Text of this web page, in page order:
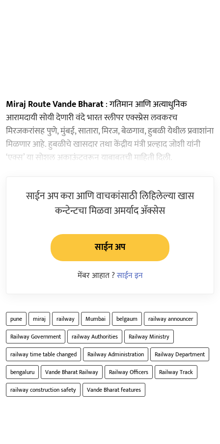
Miraj Route Vande Bharat: गतिमान आणि अत्याधुनिक
आरामदायी सोयी देणारी वंदे भारत स्लीपर एक्स्प्रेस लवकरच
मिरजकरांसह पुणे, मुंबई, सातारा, मिरज, बेळगाव, हुबळी येथील प्रवाशांना
मिळणार आहे. हुबळीचे खासदार तथा केंद्रीय मंत्री प्रल्हाद जोशी यांनी
‘एक्स’ या सोशल अकाऊंटवरून याबाबतची माहिती दिली.
साईन अप करा आणि वाचकांसाठी लिहिलेल्या खास
कन्टेन्टचा मिळवा अमर्याद ॲक्सेस
साईन अप
मेंबर आहात ?साईन इन
pune miraj railway Mumbai belgaum
railway announcer
Railway Government
railway Authorities
Railway Ministry
railway time table changed
Railway Administration
Railway Department
bengaluru
Vande Bharat Railway Railway Officers
Railway Track
railway construction safety
Vande Bharat features